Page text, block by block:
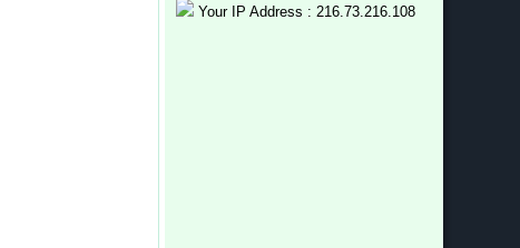
Your IP Address : 216.73.216.108